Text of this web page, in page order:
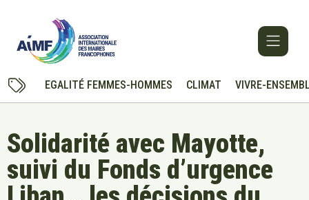
EGALITÉ FEMMES-HOMMES CLIMAT VIVRE-
Solidarité avec Mayotte,
suivi du Fonds d’urgence